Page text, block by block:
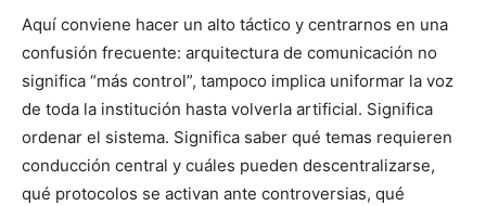
Aquí conviene hacer un alto táctico y centrarnos en una
confusión frecuente: arquitectura de comunicación no
significa “más control”, tampoco implica uniformar la voz
de toda la institución hasta volverla artificial. Significa
ordenar el sistema. Significa saber qué temas requieren
conducción central y cuáles pueden descentralizarse,
qué protocolos se activan ante controversias, qué